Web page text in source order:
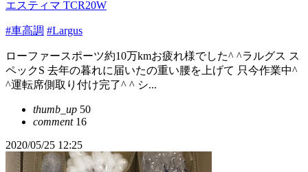
エスティマ TCR20W
#車高調 #Largus
ローファースポーツ約10万kmお疲れ様でした^ ^ラルグス ス
ペックS 去年の暮れに届いたの重い腰を上げて 只今作業中^
^運転席側取り付け完了^ ^ シ...
thumb_up 50
comment16
2020/05/25 12:25